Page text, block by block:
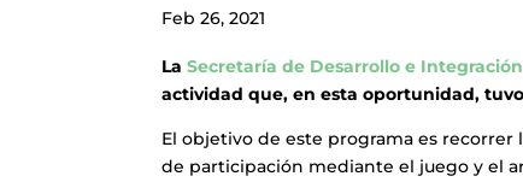
Feb 26, 2021
LaSecretaría de Desarrollo e
actividad que, en esta oportunidad,
El objetivo de este programa es recorrer
de participación mediante el juego y el